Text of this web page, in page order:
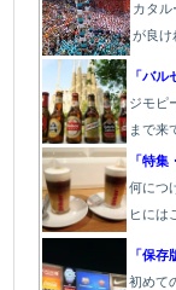
カタル
が良け
「バル
ジモピ
まで来
「特
何につ
ヒには
「保
初めて